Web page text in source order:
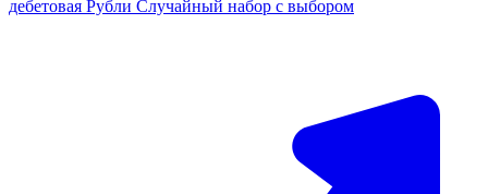
дебетовая Рубли Случайный набор с выбором